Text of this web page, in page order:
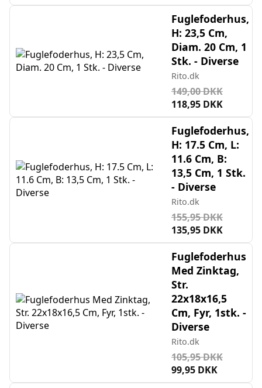
Fuglefoderhus,
H: 23,5 Cm,
Diam. 20 Cm, 1
Stk. - Diverse
Rito.dk
149,00 DKK
118,95 DKK
Fuglefoderhus,
H: 17.5 Cm, L:
11.6 Cm, B:
13,5 Cm, 1 Stk.
- Diverse
Rito.dk
155,95 DKK
135,95 DKK
Fuglefoderhus
Med Zinktag,
Str.
22x18x16,5
Cm, Fyr, 1stk. -
Diverse
Rito.dk
105,95 DKK
99,95 DKK